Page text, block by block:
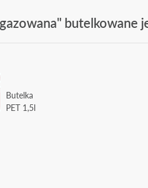
butelkowane
Butelka
PET 1,5l